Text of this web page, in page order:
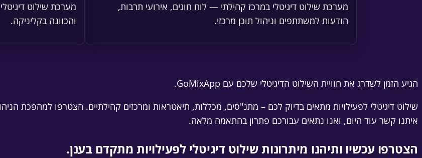
מערכת שילוט דיגיטלי במרכז קהילתי — לוח חוגים, אירועי תרבות,
הודעות למשתתפים וניהול תוכן מרכזי.
והכוונה בקליניקה.
הגיע הזמן לשדרג את חוויית השילוט הדיגיטלי שלכם עם GoMixApp.
שילוט דיגיטלי לפעילויות מתאים בדיוק לכם – מתנ"סים, מכללות, תיאטראות ומרכזים קהילתיים. הצטרפו למהפכת
איתנו קשר עוד היום, ואנו נתאים עבורכם פתרון בהתאמה מלאה.
הצטרפו עכשיו ותיהנו מיתרונות שילוט דיגיטלי לפעילויות מתקדם בענן.